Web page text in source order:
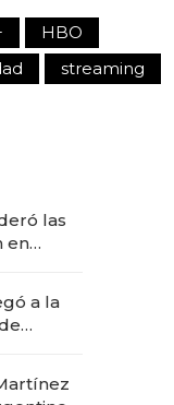
HBO
streaming
las
en
a la